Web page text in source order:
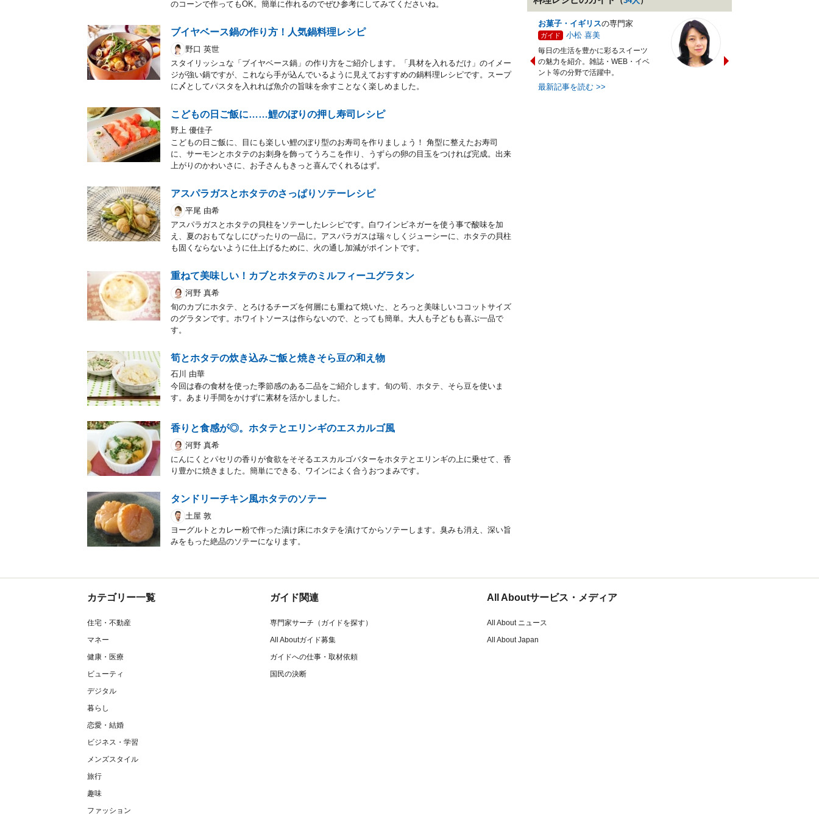
のコーンで作ってもOK。簡単に作れるのでぜひ参考にしてみてくださいね。
ブイヤベース鍋の作り方！人気鍋料理レシピ
野口 英世
スタイリッシュな「ブイヤベース鍋」の作り方をご紹介します。「具材を入れるだけ」のイメー
ジが強い鍋ですが、これなら手が込んでいるように見えておすすめの鍋料理レシピです。スープ
に〆としてパスタを入れれば魚介の旨味を余すことなく楽しめました。
こどもの日ご飯に……鯉のぼりの押し寿司レシピ
野上 優佳子
こどもの日ご飯に、目にも楽しい鯉のぼり型のお寿司を作りましょう！ 角型に整えたお寿司
に、サーモンとホタテのお刺身を飾ってうろこを作り、うずらの卵の目玉をつければ完成。出来
上がりのかわいさに、お子さんもきっと喜んでくれるはず。
アスパラガスとホタテのさっぱりソテーレシピ
平尾 由希
アスパラガスとホタテの貝柱をソテーしたレシピです。白ワインビネガーを使う事で酸味を加
え、夏のおもてなしにぴったりの一品に。アスパラガスは瑞々しくジューシーに、ホタテの貝柱
も固くならないように仕上げるために、火の通し加減がポイントです。
重ねて美味しい！カブとホタテのミルフィーユグラタン
河野 真希
旬のカブにホタテ、とろけるチーズを何層にも重ねて焼いた、とろっと美味しいココットサイズ
のグラタンです。ホワイトソースは作らないので、とっても簡単。大人も子どもも喜ぶ一品で
す。
筍とホタテの炊き込みご飯と焼きそら豆の和え物
石川 由華
今回は春の食材を使った季節感のある二品をご紹介します。旬の筍、ホタテ、そら豆を使いま
す。あまり手間をかけずに素材を活かしました。
香りと食感が◎。ホタテとエリンギのエスカルゴ風
河野 真希
にんにくとパセリの香りが食欲をそそるエスカルゴバターをホタテとエリンギの上に乗せて、香
り豊かに焼きました。簡単にできる、ワインによく合うおつまみです。
タンドリーチキン風ホタテのソテー
土屋 敦
ヨーグルトとカレー粉で作った漬け床にホタテを漬けてからソテーします。臭みも消え、深い旨
みをもった絶品のソテーになります。
お菓子・イギリスの専門家
ガイド 小松 喜美
毎日の生活を豊かに彩るスイーツ
の魅力を紹介。雑誌・WEB・イベ
ント等の分野で活躍中。
最新記事を読む >>
ターの資格を活かし老舗料亭
カテゴリー一覧
住宅・不動産
マネー
健康・医療
ビューティ
デジタル
暮らし
恋愛・結婚
ビジネス・学習
メンズスタイル
旅行
趣味
ファッション
ガイド関連
専門家サーチ（ガイドを探す）
All Aboutガイド募集
ガイドへの仕事・取材依頼
国民の決断
All Aboutサービス・メディア
All About ニュース
All About Japan